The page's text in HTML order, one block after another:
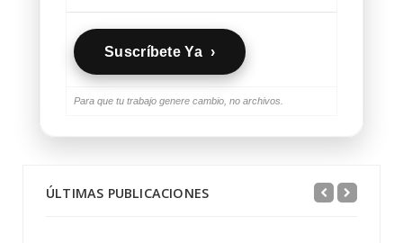
Suscríbete Ya ›
Para que tu trabajo genere cambio, no archivos.
ÚLTIMAS PUBLICACIONES